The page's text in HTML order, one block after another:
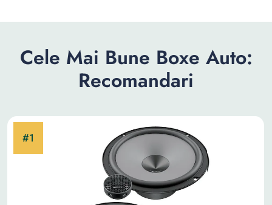
Cele Mai Bune Boxe Auto:
Recomandari